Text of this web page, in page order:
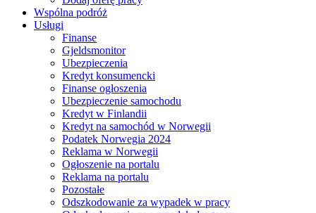
Wspólna podróż
Usługi
Finanse
Gjeldsmonitor
Ubezpieczenia
Kredyt konsumencki
Finanse ogłoszenia
Ubezpieczenie samochodu
Kredyt w Finlandii
Kredyt na samochód w Norwegii
Podatek Norwegia 2024
Reklama w Norwegii
Ogłoszenie na portalu
Reklama na portalu
Pozostałe
Odszkodowanie za wypadek w pracy